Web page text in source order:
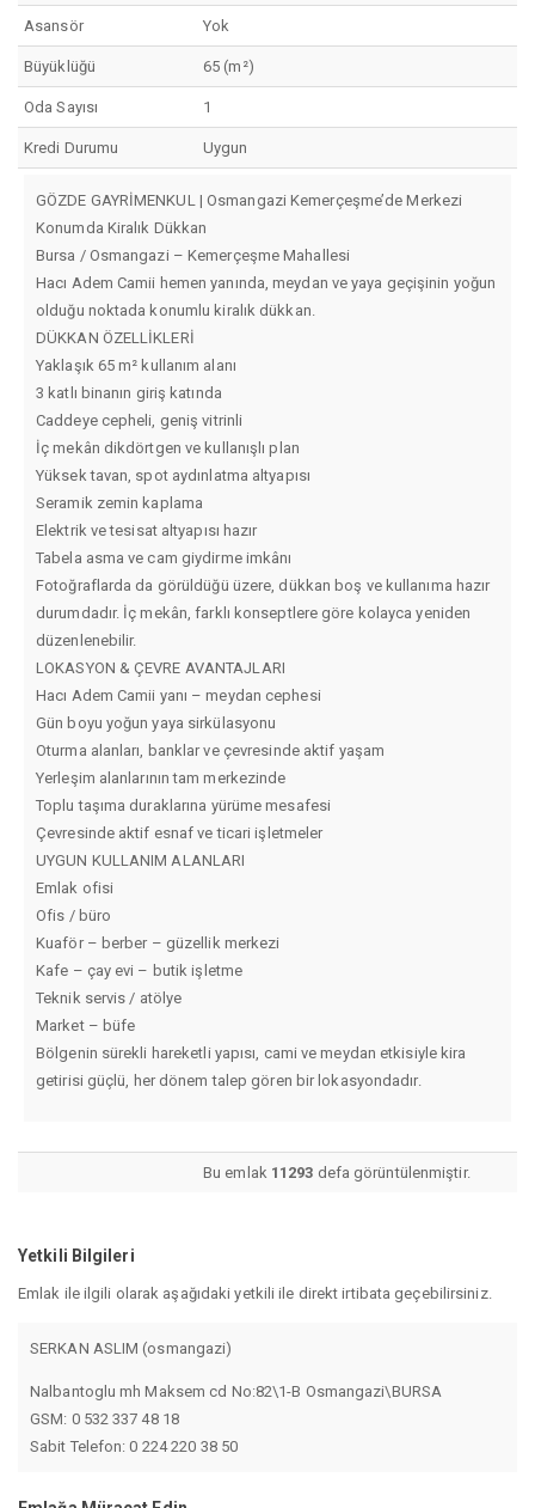
Asansör Yok
Büyüklüğü 65 (m²)
Oda Sayısı 1
Kredi Durumu Uygun
GÖZDE GAYRİMENKUL | Osmangazi Kemerçeşme’de Merkezi
Konumda Kiralık Dükkan
Bursa / Osmangazi – Kemerçeşme Mahallesi
Hacı Adem Camii hemen yanında, meydan ve yaya geçişinin yoğun
olduğu noktada konumlu kiralık dükkan.
DÜKKAN ÖZELLİKLERİ
Yaklaşık 65 m² kullanım alanı
3 katlı binanın giriş katında
Caddeye cepheli, geniş vitrinli
İç mekân dikdörtgen ve kullanışlı plan
Yüksek tavan, spot aydınlatma altyapısı
Seramik zemin kaplama
Elektrik ve tesisat altyapısı hazır
Tabela asma ve cam giydirme imkânı
Fotoğraflarda da görüldüğü üzere, dükkan boş ve kullanıma hazır
durumdadır. İç mekân, farklı konseptlere göre kolayca yeniden
düzenlenebilir.
LOKASYON & ÇEVRE AVANTAJLARI
Hacı Adem Camii yanı – meydan cephesi
Gün boyu yoğun yaya sirkülasyonu
Oturma alanları, banklar ve çevresinde aktif yaşam
Yerleşim alanlarının tam merkezinde
Toplu taşıma duraklarına yürüme mesafesi
Çevresinde aktif esnaf ve ticari işletmeler
UYGUN KULLANIM ALANLARI
Emlak ofisi
Ofis / büro
Kuaför – berber – güzellik merkezi
Kafe – çay evi – butik işletme
Teknik servis / atölye
Market – büfe
Bölgenin sürekli hareketli yapısı, cami ve meydan etkisiyle kira
getirisi güçlü, her dönem talep gören bir lokasyondadır.
Bu emlak 11293 defa görüntülenmiştir.
Yetkili Bilgileri
Emlak ile ilgili olarak aşağıdaki yetkili ile direkt irtibata geçebilirsiniz.
SERKAN ASLIM (osmangazi)
Nalbantoglu mh Maksem cd No:82\1-B Osmangazi\BURSA
GSM: 0 532 337 48 18
Sabit Telefon: 0 224 220 38 50